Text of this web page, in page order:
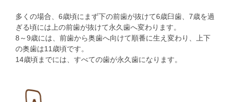
多くの場合、6歳頃にまず下の前歯が抜けて6歳臼歯、7歳を過
ぎる頃には上の前歯が抜けて永久歯へ変わります。
8～9歳には、前歯から奥歯へ向けて順番に生え変わり、上下
の奥歯は11歳頃です。
14歳頃までには、すべての歯が永久歯になります。